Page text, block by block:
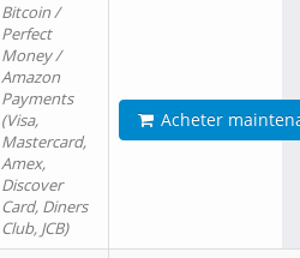
Bitcoin /
Perfect
Money /
Amazon
Payments
(Visa,
Mastercard,
Amex,
Discover
Card, Diners
Club, JCB)
Acheter